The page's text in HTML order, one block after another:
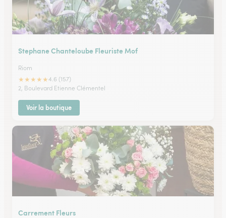
Stephane Chanteloube Fleuriste Mof
Riom
★★★★★4.6 (157)
2, Boulevard Etienne Clémentel
Voir la boutique
Carrement Fleurs